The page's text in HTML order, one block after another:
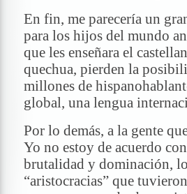
En fin, me parecería un
para los hijos del mundo
que les enseñara el
quechua, pierden la
millones de
global, una lengua
Por lo demás, a la gente
Yo no estoy de acuerdo
brutalidad y dominación,
“aristocracias” que